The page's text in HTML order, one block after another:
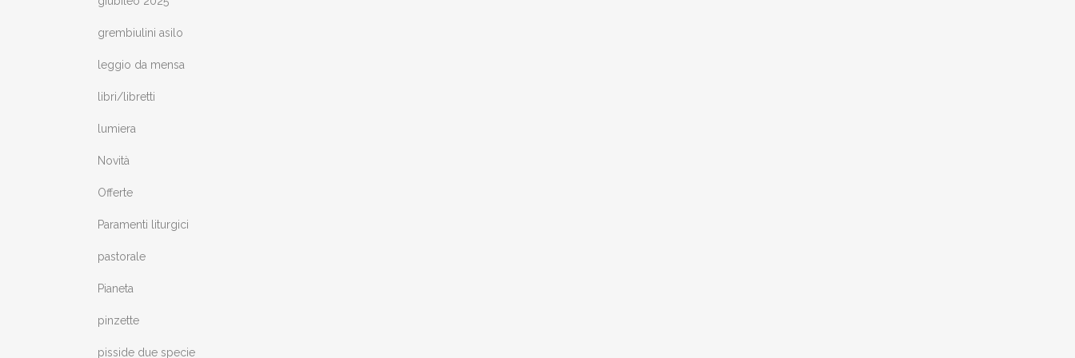
grembiulini asilo
leggio da mensa
libri/libretti
lumiera
Novità
Offerte
Paramenti liturgici
pastorale
Pianeta
pinzette
pisside due specie